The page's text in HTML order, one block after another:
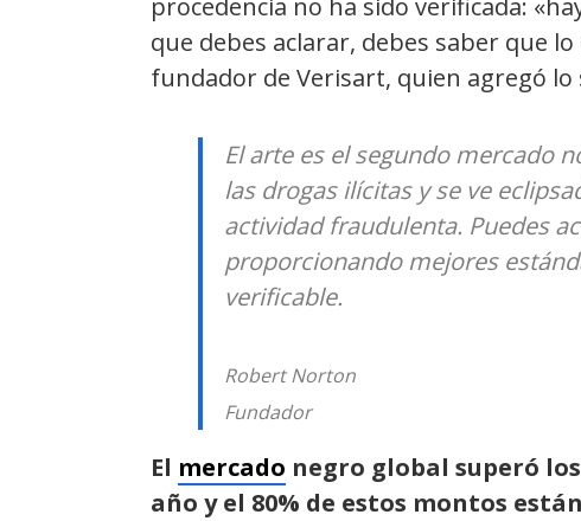
que debes aclarar, debes saber que
fundador de Verisart, quien agregó lo
El arte es el segundo mercado
las drogas ilícitas y se ve
actividad fraudulenta. Puedes
proporcionando mejores
verificable.
Robert Norton
Fundador
El mercado negro global superó
año y el 80% de estos montos